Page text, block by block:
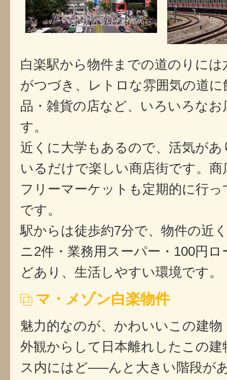
白楽駅から物件までの道のりには
がつづき、レトロな雰囲気の道に
品・雑貨の店など、いろいろな
す。
近くに大学もあるので、活気が
いるだけで楽しい商店街です。
フリーマーケットも定期的に行
です。
駅からは徒歩約7分で、物件の近
ニ2件・業務用スーパー・100円
どあり、生活しやすい環境です。
マ・メゾン白楽物件
魅力的なのが、かわいいこの建物
外観からして日本離れしたこの
ス内にはど—–んと大きい階段が